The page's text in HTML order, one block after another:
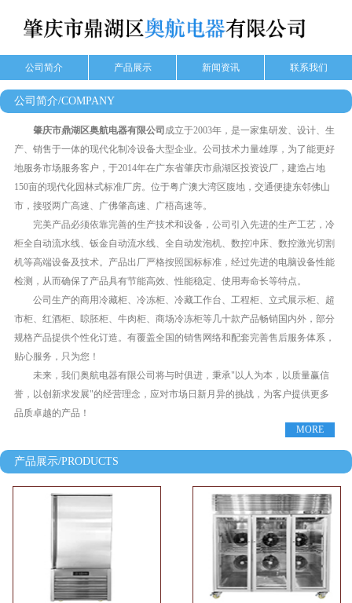
公司简介 产品展示 新闻资讯 联系我们
公司简介/COMPANY
肇庆市鼎湖区奥航电器有限公司 成立于2003年，是一家集研发、设计、生
产、销售于一体的现代化制冷设备大型企业。公司技术力量雄厚，为了能更好
地服务市场服务客户，于2014年在广东省肇庆市鼎湖区投资设厂，建造占地
150亩的现代化园林式标准厂房。位于粤广澳大湾区腹地，交通便捷东邻佛山
市，接驳两广高速、广佛肇高速、广梧高速等。
完美产品必须依靠完善的生产技术和设备，公司引入先进的生产工艺，冷
柜全自动流水线、钣金自动流水线、全自动发泡机、数控冲床、数控激光切割
机等高端设备及技术。产品出厂严格按照国标标准，经过先进的电脑设备性能
检测，从而确保了产品具有节能高效、性能稳定、使用寿命长等特点。
公司生产的商用冷藏柜、冷冻柜、冷藏工作台、工程柜、立式展示柜、超
市柜、红酒柜、䁁胚柜、牛肉柜、商场冷冻柜等几十款产品畅销国内外，部分
规格产品提供个性化订造。有覆盖全国的销售网络和配套完善售后服务体系，
贴心服务，只为您！
未来，我们奥航电器有限公司将与时俱进，秉承"以人为本，以质量赢信
誉，以创新求发展"的经营理念，应对市场日新月异的挑战，为客户提供更多
品质卓越的产品！
MORE
产品展示/PRODUCTS